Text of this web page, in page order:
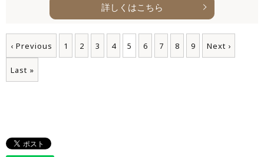
詳しくはこちら
‹ Previous 1 2 3 4 5 6 7 8 9 Next ›
Last »